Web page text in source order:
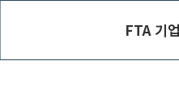
FTA 기